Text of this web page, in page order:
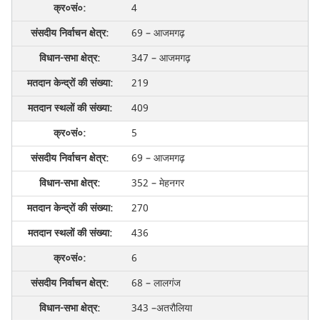
4
69 – आजमगढ़
347 – आजमगढ़
219
409
5
69 – आजमगढ़
352 – मेहनगर
270
436
6
68 – लालगंज
343 –अतरौलिया